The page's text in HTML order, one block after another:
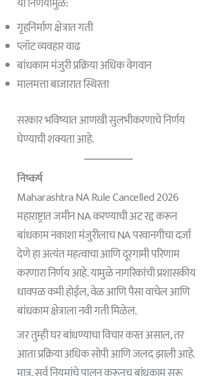
गृहनिर्माण क्षेत्रात गती
प्लॉट व्यवहार वाढ
बांधकाम मंजुरी प्रक्रिया अधिक वेगवान
मालमत्ता बाजारात स्थिरता
सरकार भविष्यात आणखी सुलभीकरणाचे निर्णय
घेण्याची शक्यता आहे.
निष्कर्ष
Maharashtra NA Rule Cancelled 2026
महाराष्ट्रात जमीन NA करण्याची अट रद्द करून
बांधकाम नकाशा मंजुरीलाच NA परवानगीचा दर्जा
देणे हा अत्यंत महत्वाचा आणि दूरगामी परिणाम
करणारा निर्णय आहे. यामुळे नागरिकांची प्रशासकीय
धावपळ कमी होईल, वेळ आणि पैसा वाचेल आणि
बांधकाम क्षेत्राला नवी गती मिळेल.
जर तुम्ही घर बांधण्याचा विचार करत असाल, तर
आता प्रक्रिया अधिक सोपी आणि जलद झाली आहे.